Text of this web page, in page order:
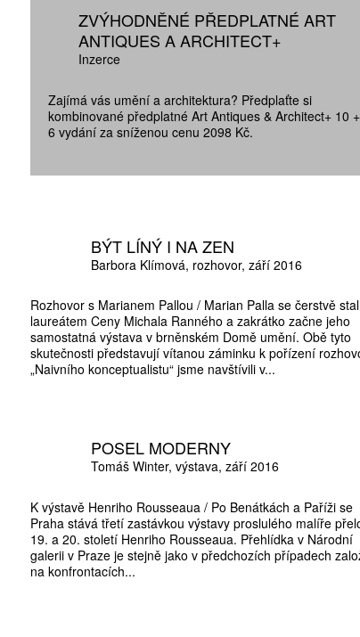
ZVÝHODNĚNÉ PŘEDPLATNÉ ART
ANTIQUES A ARCHITECT+
Inzerce
Zajímá vás umění a architektura? Předplaťte si
kombinované předplatné Art Antiques & Architect+ 10 +
6 vydání za sníženou cenu 2098 Kč.
BÝT LÍNÝ I NA ZEN
Barbora Klímová rozhovor září 2016
Rozhovor s Marianem Pallou / Marian Palla se čerstvě stal
laureátem Ceny Michala Ranného a zakrátko začne jeho
samostatná výstava v brněnském Domě umění. Obě tyto
skutečnosti představují vítanou záminku k pořízení
„Naivního konceptualistu“ jsme navštívili v...
POSEL MODERNY
Tomáš Winter výstava září 2016
K výstavě Henriho Rousseaua / Po Benátkách a Paříži se
Praha stává třetí zastávkou výstavy proslulého malíře
19. a 20. století Henriho Rousseaua. Přehlídka v Národní
galerii v Praze je stejně jako v předchozích případech
na konfrontacích...
ZÍSKEJTE
ROČNÍ
ZA 1100 KČ